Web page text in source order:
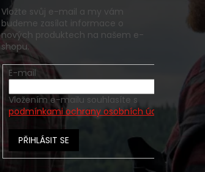
Vložte svůj e-mail a my vám
budeme zasílat informace o
nových produktech na našem e-
shopu.
E-mail
Vložením e-mailu souhlasíte s
podmínkami ochrany osobních údajů
PŘIHLÁSIT SE